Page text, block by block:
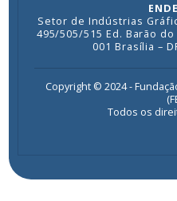
Setor de Indústrias
495/505/515 Ed. Barão
001 Brasília –
Copyright © 2024 -
Todos os